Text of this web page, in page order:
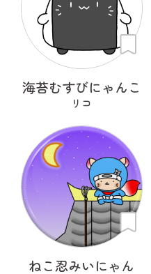
海苔むすびにゃんこ
リコ
ねこ忍みいにゃん